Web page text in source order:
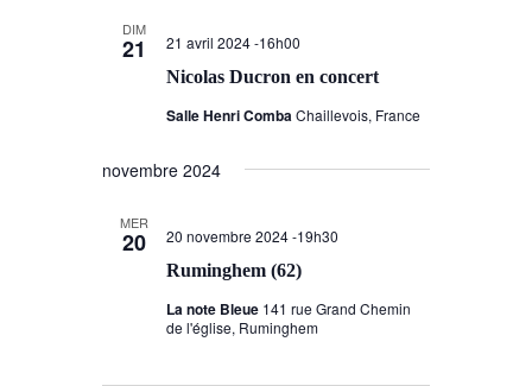
DIM
21
Nicolas Ducron en concert
21 avril 2024 -16h00
Salle Henri CombaChaillevois, France
novembre 2024
MER
20
Ruminghem (62)
20 novembre 2024 -19h30
La note Bleue 141 rue Grand Chemin
de l'église, Ruminghem